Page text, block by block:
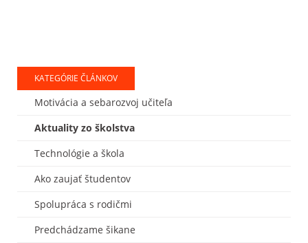
KATEGÓRIE ČLÁNKOV
Motivácia a sebarozvoj učiteľa
Aktuality zo školstva
Technológie a škola
Ako zaujať študentov
Spolupráca s rodičmi
Predchádzame šikane